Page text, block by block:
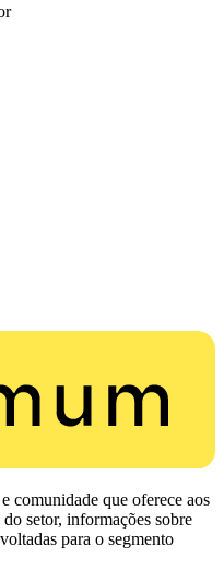
comunidade que oferece aos
setor, informações sobre
para o segmento